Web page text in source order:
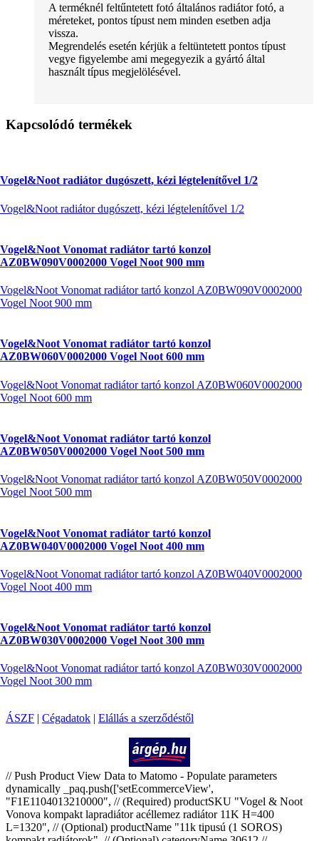
A terméknél feltűntetett fotó általános radiátor fotó, a
méreteket, pontos típust nem minden esetben adja
vissza.
Megrendelés esetén kérjük a feltüntetett pontos típust
vegye figyelembe ami megegyezik a gyártó által
használt típus megjelölésével.
Kapcsolódó termékek
Vogel&Noot radiátor dugószett, kézi légtelenítővel 1/2
Vogel&Noot radiátor dugószett, kézi légtelenítővel 1/2
Vogel&Noot Vonomat radiátor tartó konzol
AZ0BW090V0002000 Vogel Noot 900 mm
Vogel&Noot Vonomat radiátor tartó konzol AZ0BW090V0002000
Vogel Noot 900 mm
Vogel&Noot Vonomat radiátor tartó konzol
AZ0BW060V0002000 Vogel Noot 600 mm
Vogel&Noot Vonomat radiátor tartó konzol AZ0BW060V0002000
Vogel Noot 600 mm
Vogel&Noot Vonomat radiátor tartó konzol
AZ0BW050V0002000 Vogel Noot 500 mm
Vogel&Noot Vonomat radiátor tartó konzol AZ0BW050V0002000
Vogel Noot 500 mm
Vogel&Noot Vonomat radiátor tartó konzol
AZ0BW040V0002000 Vogel Noot 400 mm
Vogel&Noot Vonomat radiátor tartó konzol AZ0BW040V0002000
Vogel Noot 400 mm
Vogel&Noot Vonomat radiátor tartó konzol
AZ0BW030V0002000 Vogel Noot 300 mm
Vogel&Noot Vonomat radiátor tartó konzol AZ0BW030V0002000
Vogel Noot 300 mm
ÁSZF | Cégadatok | Elállás a szerződéstől
// Push Product View Data to Matomo - Populate parameters
dynamically _paq.push(['setEcommerceView',
"F1E1104013210000", // (Required) productSKU "Vogel & Noot
Vonova kompakt lapradiátor acéllemez radiátor 11K H=400
L=1320", // (Optional) productName "11k tipusú (1 SOROS)